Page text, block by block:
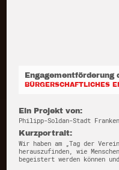
Engagementförderung
BÜRGERSCHAFTLICHES
Ein Projekt von:
Philipp-Soldan-Stadt
Kurzportrait:
Wir haben am „Tag der
herauszufinden, wie
begeistert werden können